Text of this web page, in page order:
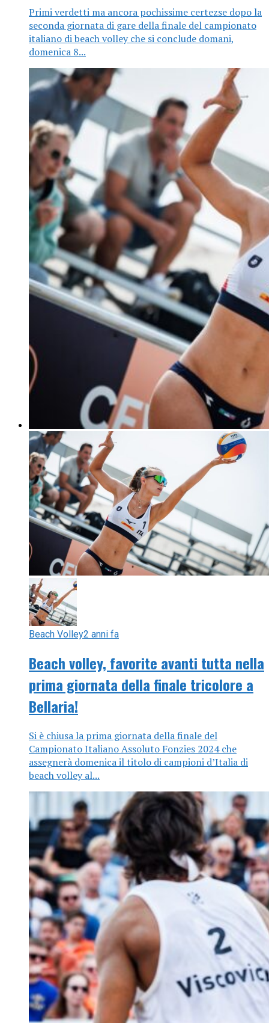
Primi verdetti ma ancora pochissime certezse dopo la
seconda giornata di gare della finale del campionato
italiano di beach volley che si conclude domani,
domenica 8...
Beach Volley2 anni fa
Beach volley, favorite avanti tutta nella
prima giornata della finale tricolore a
Bellaria!
Si è chiusa la prima giornata della finale del
Campionato Italiano Assoluto Fonzies 2024 che
assegnerà domenica il titolo di campioni d’Italia di
beach volley al...